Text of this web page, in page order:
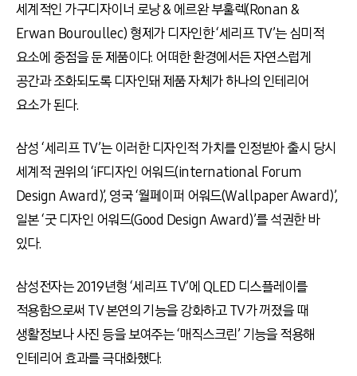
세계적인 가구디자이너 로낭 & 에르완 부훌렉(Ronan &
Erwan Bouroullec) 형제가 디자인한 ‘세리프 TV’는 심미적
요소에 중점을 둔 제품이다. 어떠한 환경에서든 자연스럽게
공간과 조화되도록 디자인돼 제품 자체가 하나의 인테리어
요소가 된다.
삼성 ‘세리프 TV’는 이러한 디자인적 가치를 인정받아 출시 당시
세계적 권위의 ‘iF디자인 어워드(international Forum
Design Award)’, 영국 ‘월페이퍼 어워드(Wallpaper Award)’,
일본 ‘굿 디자인 어워드(Good Design Award)’를 석권한 바
있다.
삼성전자는 2019년형 ‘세리프 TV’에 QLED 디스플레이를
적용함으로써 TV 본연의 기능을 강화하고 TV가 꺼졌을 때
생활정보나 사진 등을 보여주는 ‘매직스크린’ 기능을 적용해
인테리어 효과를 극대화했다.